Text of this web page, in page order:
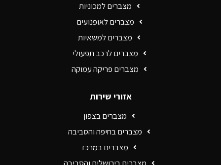
מצברים למכוניות
מצברים לאופנועים
מצברים למשאיות
מצברים לרכב תפעולי
מצברים פריקה עמוקה
אזורי שירות
מצברים בצפון
מצברים בחיפה והסביבה
מצברים במרכז